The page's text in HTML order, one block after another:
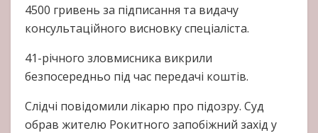
4500 гривень за підписання та видачу
консультаційного висновку спеціаліста.
41-річного зловмисника викрили
безпосередньо під час передачі коштів.
Слідчі повідомили лікарю про підозру. Суд
обрав жителю Рокитного запобіжний захід у